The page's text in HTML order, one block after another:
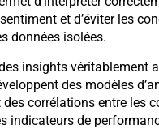
et d’éviter les
données isolées.
insights véritablement
des modèles
corrélations entre les
indicateurs de